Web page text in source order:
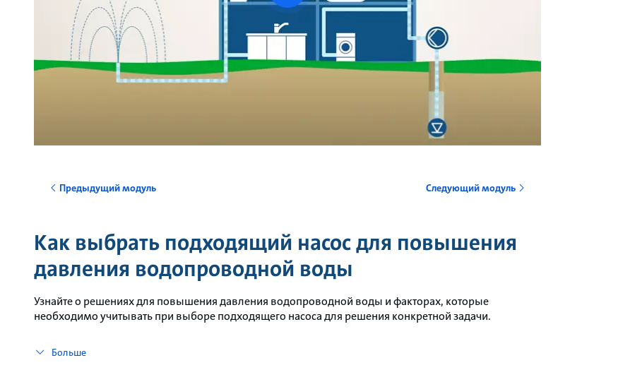
video
Предыдущий модуль Следующий модуль
Как выбрать подходящий насос для повышения
давления водопроводной воды
Узнайте о решениях для повышения давления водопроводной воды и факторах, которые
необходимо учитывать при выборе подходящего насоса для решения конкретной задачи.
Больше